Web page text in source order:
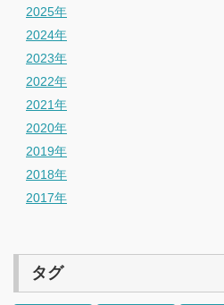
2025年
2024年
2023年
2022年
2021年
2020年
2019年
2018年
2017年
タグ